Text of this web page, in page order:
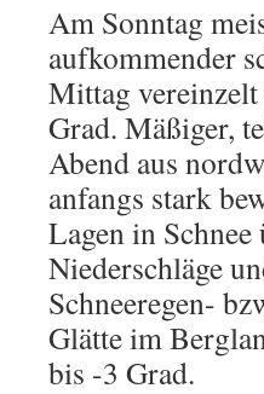
Am Sonntag
aufkommender
Mittag
Grad. Mäßiger,
Abend aus
anfangs stark
Lagen in
Niederschläge
Schneeregen-
Glätte im
bis -3 Grad.